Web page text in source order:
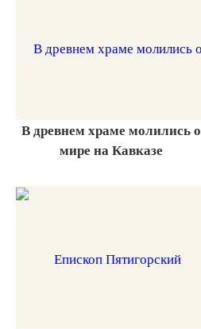
В древнем храме молились о
мире на Кавказе